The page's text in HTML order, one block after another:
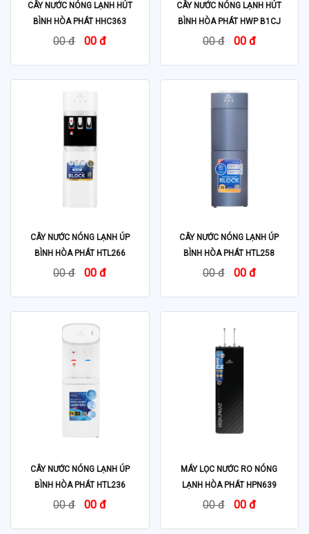
CÂY NƯỚC NÓNG LẠNH HÚT
BÌNH HÒA PHÁT HHC363
00 đ 00 đ
CÂY NƯỚC NÓNG LẠNH HÚT
BÌNH HÒA PHÁT HWP B1CJ
00 đ 00 đ
CÂY NƯỚC NÓNG LẠNH ÚP
BÌNH HÒA PHÁT HTL266
00 đ 00 đ
CÂY NƯỚC NÓNG LẠNH ÚP
BÌNH HÒA PHÁT HTL258
00 đ 00 đ
CÂY NƯỚC NÓNG LẠNH ÚP
BÌNH HÒA PHÁT HTL236
00 đ 00 đ
MÁY LỌC NƯỚC RO NÓNG
LẠNH HÒA PHÁT HPN639
00 đ 00 đ